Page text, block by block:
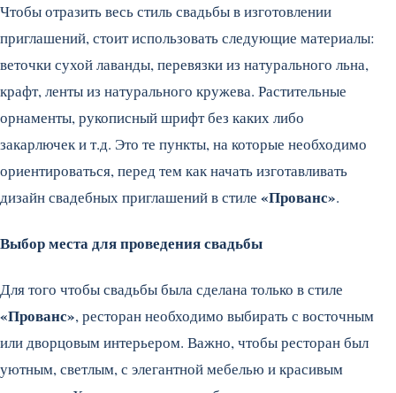
Чтобы отразить весь стиль свадьбы в изготовлении
приглашений, стоит использовать следующие материалы:
веточки сухой лаванды, перевязки из натурального льна,
крафт, ленты из натурального кружева. Растительные
орнаменты, рукописный шрифт без каких либо
закарлючек и т.д. Это те пункты, на которые необходимо
ориентироваться, перед тем как начать изготавливать
дизайн свадебных приглашений в стиле «Прованс».
Выбор места для проведения свадьбы
Для того чтобы свадьбы была сделана только в стиле
«Прованс», ресторан необходимо выбирать с восточным
или дворцовым интерьером. Важно, чтобы ресторан был
уютным, светлым, с элегантной мебелью и красивым